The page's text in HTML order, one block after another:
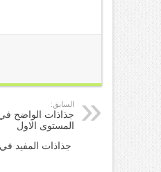
السابق:
جذاذات الواضح
المستوى الاول
جذاذات المفيد